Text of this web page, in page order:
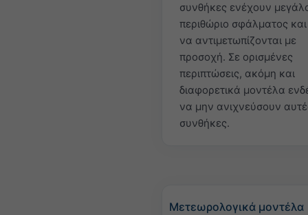
συνθήκες ενέχουν
περιθώριο σφάλματος και
να αντιμετωπίζονται με
προσοχή. Σε ορισμένες
περιπτώσεις, ακόμη και
διαφορετικά μοντέλα
να μην ανιχνεύσουν
συνθήκες.
Μετεωρολογικά μοντέλα